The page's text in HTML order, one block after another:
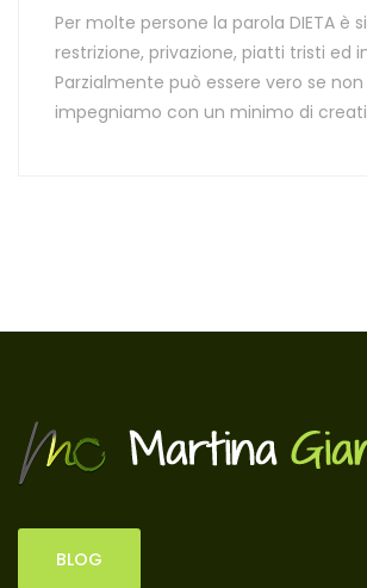
Per molte persone la parola DIETA è
restrizione, privazione, piatti tristi ed
Parzialmente può essere vero se non
impegniamo con un minimo di
BLOG